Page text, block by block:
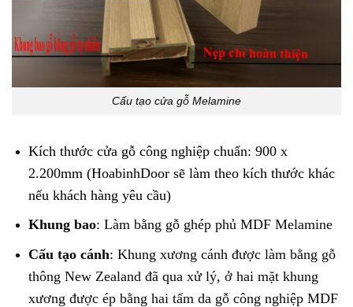
Cấu tạo cửa gỗ Melamine
Kích thước cửa gỗ công nghiệp chuẩn: 900 x
2.200mm (HoabinhDoor sẽ làm theo kích thước khác
nếu khách hàng yêu cầu)
Khung bao: Làm bằng gỗ ghép phủ MDF Melamine
Cấu tạo cánh: Khung xương cánh được làm bằng gỗ
thông New Zealand đã qua xử lý, ở hai mặt khung
xương được ép bằng hai tấm da gỗ công nghiệp MDF